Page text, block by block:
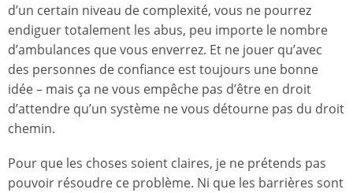
d’un certain niveau de complexité, vous ne pourrez
endiguer totalement les abus, peu importe le nombre
d’ambulances que vous enverrez. Et ne jouer qu’avec
des personnes de confiance est toujours une bonne
idée – mais ça ne vous empêche pas d’être en droit
d’attendre qu’un système ne vous détourne pas du droit
chemin.
Pour que les choses soient claires, je ne prétends pas
pouvoir résoudre ce problème. Ni que les barrières sont